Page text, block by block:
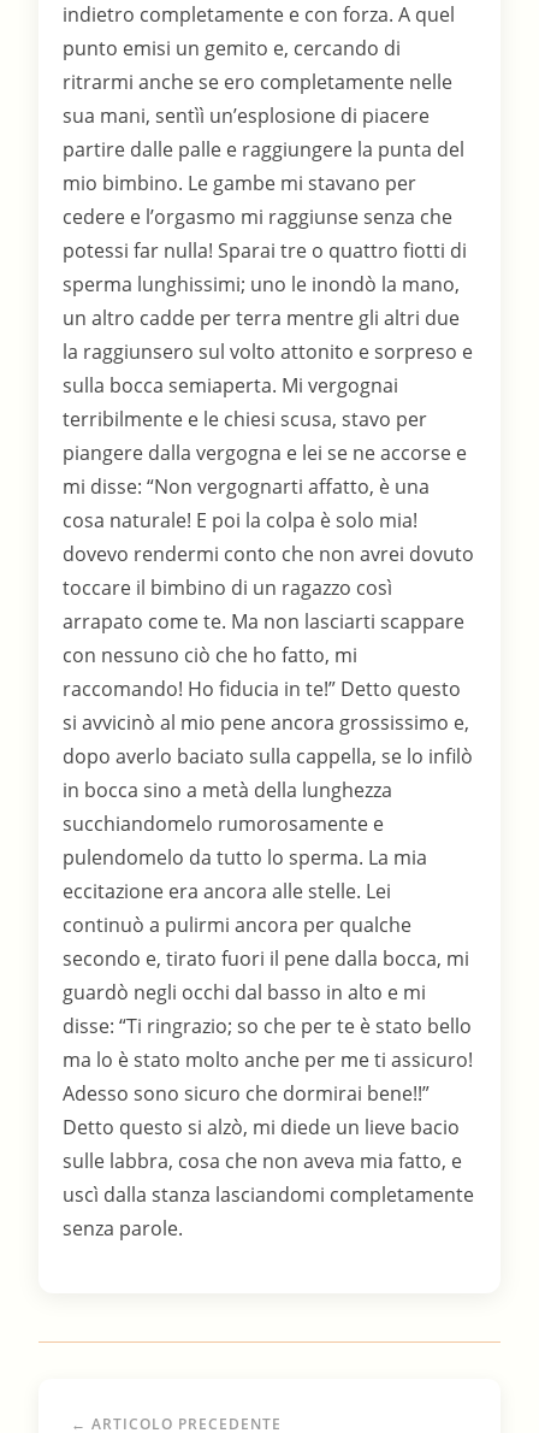
indietro completamente e con forza. A quel
punto emisi un gemito e, cercando di
ritrarmi anche se ero completamente nelle
sua mani, sentìì un’esplosione di piacere
partire dalle palle e raggiungere la punta del
mio bimbino. Le gambe mi stavano per
cedere e l’orgasmo mi raggiunse senza che
potessi far nulla! Sparai tre o quattro fiotti di
sperma lunghissimi; uno le inondò la mano,
un altro cadde per terra mentre gli altri due
la raggiunsero sul volto attonito e sorpreso e
sulla bocca semiaperta. Mi vergognai
terribilmente e le chiesi scusa, stavo per
piangere dalla vergogna e lei se ne accorse e
mi disse: “Non vergognarti affatto, è una
cosa naturale! E poi la colpa è solo mia!
dovevo rendermi conto che non avrei dovuto
toccare il bimbino di un ragazzo così
arrapato come te. Ma non lasciarti scappare
con nessuno ciò che ho fatto, mi
raccomando! Ho fiducia in te!” Detto questo
si avvicinò al mio pene ancora grossissimo e,
dopo averlo baciato sulla cappella, se lo infilò
in bocca sino a metà della lunghezza
succhiandomelo rumorosamente e
pulendomelo da tutto lo sperma. La mia
eccitazione era ancora alle stelle. Lei
continuò a pulirmi ancora per qualche
secondo e, tirato fuori il pene dalla bocca, mi
guardò negli occhi dal basso in alto e mi
disse: “Ti ringrazio; so che per te è stato bello
ma lo è stato molto anche per me ti assicuro!
Adesso sono sicuro che dormirai bene!!”
Detto questo si alzò, mi diede un lieve bacio
sulle labbra, cosa che non aveva mia fatto, e
uscì dalla stanza lasciandomi completamente
senza parole.
← ARTICOLO PRECEDENTE